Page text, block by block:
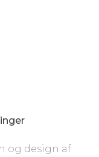
og design af